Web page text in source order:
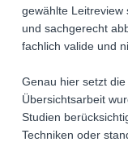
gewählte Leitreview
und sachgerecht
fachlich valide und
Genau hier setzt
Übersichtsarbeit
Studien
Techniken oder